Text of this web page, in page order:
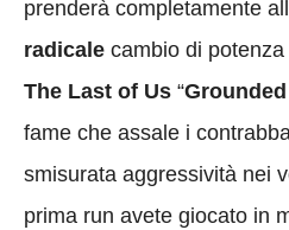
prenderà completamente
radicale cambio di
The Last of Us “
fame che assale i
smisurata aggressività nei
prima run avete giocato in